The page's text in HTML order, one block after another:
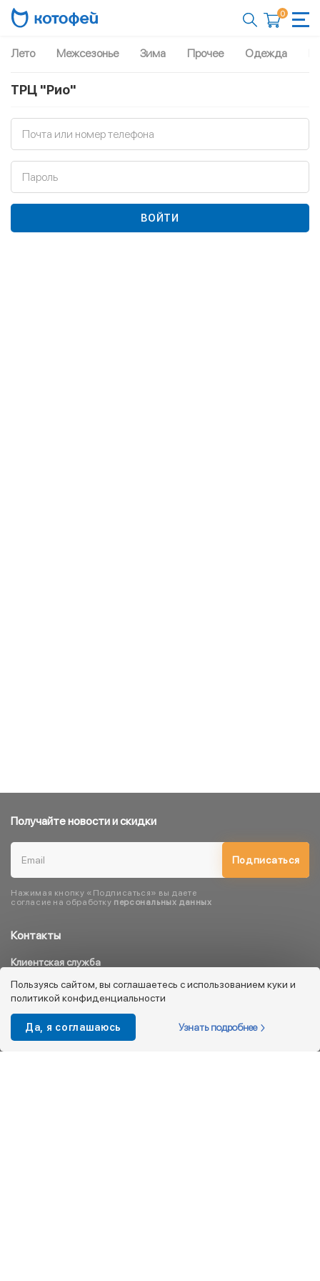
0
Лето Межсезонье Зима Прочее Одежда
ТРЦ "Рио"
Почта или номер телефона
Пароль
ВОЙТИ
Контакты
Клиентская служба
8 800 333 08 45
info@kotofey.ru
Магазины в Москва (50)
Получайте новости и скидки
Подписаться
Нажимая кнопку «Подписаться» вы даете
согласие на обработку персональных данных
Пользуясь сайтом, вы соглашаетесь с использованием куки и
политикой конфиденциальности
Да, я соглашаюсь Узнать подробнее